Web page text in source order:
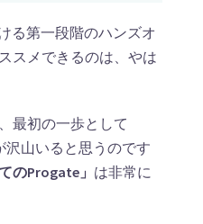
る第一段階のハンズオ
スメできるのは、やは
最初の一歩として
山いると思うのです
のProgate」 は非常に